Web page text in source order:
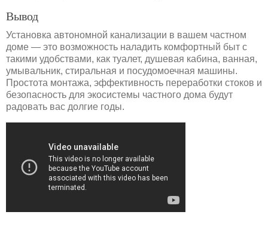
Вывод
Установка автономной канализации в вашем частном
доме — это возможность наладить комфортный быт с
такими удобствами, как туалет, душевая кабина, ванная,
умывальник, стиральная и посудомоечная машины.
Простота монтажа, эффективность переработки стоков и
безопасность для экосистемы частного дома будут
радовать вас долгие годы.